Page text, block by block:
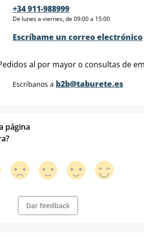
+34 911-988999
De lunes a viernes, de 09:00 a 15:00
Escríbame un correo electrónico
al por mayor o consultas de
Escríbanos a b2b@taburete.es
página
Dar feedback